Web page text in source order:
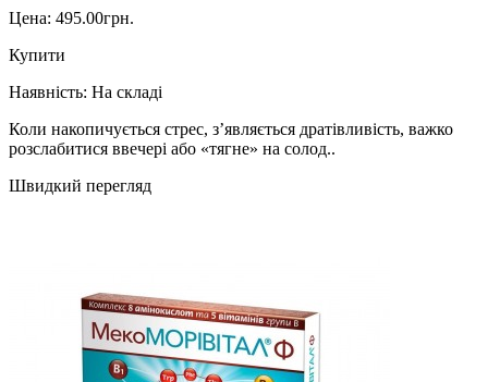
Цена: 495.00грн.
Купити
Наявність: На складі
Коли накопичується стрес, з’являється дратівливість, важко
розслабитися ввечері або «тягне» на солод..
Швидкий перегляд